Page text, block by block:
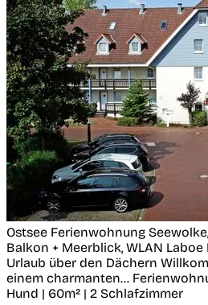
Ostsee Ferienwohnung
Balkon + Meerblick, WLAN Laboe
Urlaub über den Dächern
einem charmanten...
Hund | 60m² | 2 Schlafzimmer